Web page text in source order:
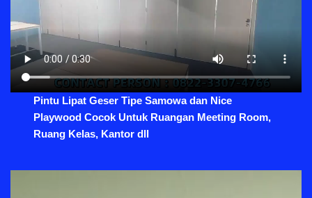
Pintu Lipat Geser Tipe Samowa dan Nice
Playwood Cocok Untuk Ruangan Meeting Room,
Ruang Kelas, Kantor dll